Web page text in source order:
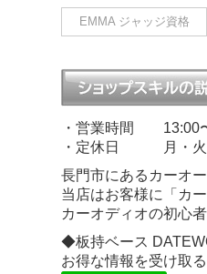
EMMA ジャッジ資格
・営業時間 13:00
・定休日 月・火
長門市にあるカーオ
当店はお客様に「カ
カーオディオの初心
◆板持ベース
お得な情報を受け取